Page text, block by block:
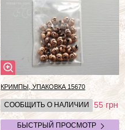
КРИМПЫ, УПАКОВКА 15670
СООБЩИТЬ О НАЛИЧИИ 55грн
БЫСТРЫЙ ПРОСМОТР